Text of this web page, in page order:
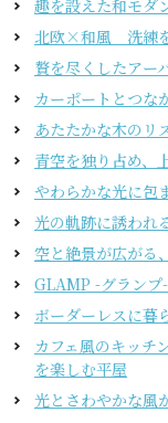
趣を設えた和モダ
北欧×和風 洗練
贅を尽くしたアー
カーポートとつな
あたたかな木のリ
青空を独り占め、
やわらかな光に包
光の軌跡に誘われ
空と絶景が広がる
GLAMP -グランプ-
ボーダーレスに暮
カフェ風のキッチ
を楽しむ平屋
光とさわやかな風